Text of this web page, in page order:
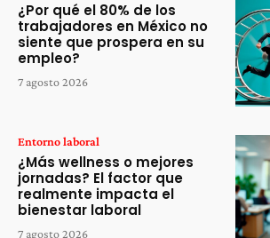
¿Por qué el 80% de los
trabajadores en México no
siente que prospera en su
empleo?
7 agosto 2026
Entorno laboral
¿Más wellness o mejores
jornadas? El factor que
realmente impacta el
bienestar laboral
7 agosto 2026